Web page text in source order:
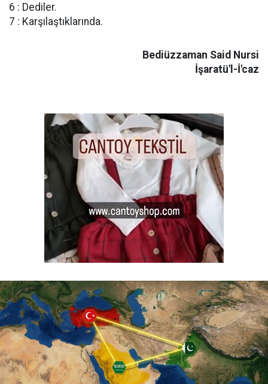
6 : Dediler.
7 : Karşılaştıklarında.
Bediüzzaman Said Nursi
İşaratü'l-İ'caz